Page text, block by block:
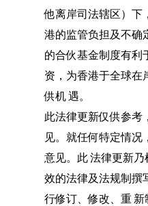
他离岸司法辖区）下
港的监管负担及不确
的合伙基金制度有利
资，为香港于全球在
供机 遇。
此法律更新仅供参考
见。就任何特定情况
意见。此 法律更新
效的法律及法规制撰
行修订、修改、重 新